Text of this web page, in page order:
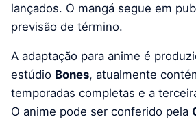
lançados. O mangá segue em
previsão de término.
A adaptação para anime é
estúdio Bones, atualmente
temporadas completas e a
O anime pode ser conferido pela